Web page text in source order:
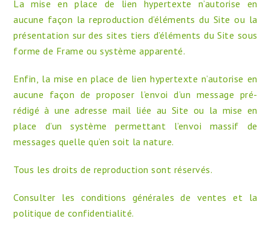
La mise en place de lien hypertexte n’autorise en
aucune façon la reproduction d’éléments du Site ou la
présentation sur des sites tiers d’éléments du Site sous
forme de Frame ou système apparenté.
Enfin, la mise en place de lien hypertexte n’autorise en
aucune façon de proposer l’envoi d’un message pré-
rédigé à une adresse mail liée au Site ou la mise en
place d’un système permettant l’envoi massif de
messages quelle qu’en soit la nature.
Tous les droits de reproduction sont réservés.
Consulter les conditions générales de ventes et la
politique de confidentialité.